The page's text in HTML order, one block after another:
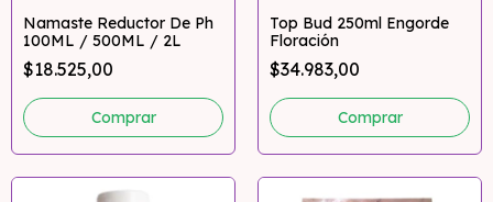
Namaste Reductor De Ph
100ML / 500ML / 2L
$18.525,00
Comprar
Top Bud 250ml Engorde
Floración
$34.983,00